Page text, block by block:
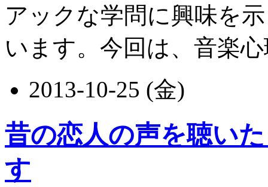
アックな学問に興味を
います。今回は、音楽
2013-10-25 (金)
昔の恋人の声を聴い
す